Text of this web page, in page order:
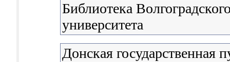
Библиотека
университета
Донская государственная